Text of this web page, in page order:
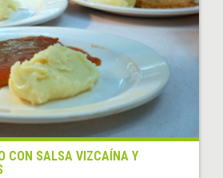
CON SALSA VIZCAÍNA Y